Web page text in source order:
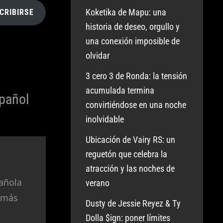
Koketika de Mapu: una
historia de deseo, orgullo y
una conexión imposible de
olvidar
3 cero 3 de Ronda: la tensión
acumulada termina
convirtiéndose en una noche
inolvidable
Ubicación de Vairy RS: un
reguetón que celebra la
atracción y las noches de
verano
Dusty de Jessie Reyez & Ty
Dolla $ign: poner límites